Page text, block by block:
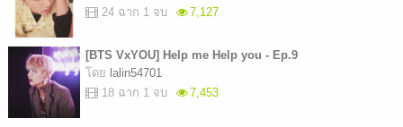
24 ฉาก 1 จบ
7,127
[BTS VxYOU] Help me Help you - Ep.9
โดย lalin54701
18 ฉาก 1 จบ
7,453